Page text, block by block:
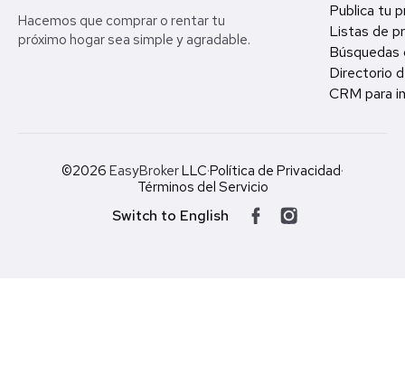
Hacemos que comprar o rentar tu
próximo hogar sea simple y agradable.
Publica tu
Listas de
Búsquedas
Directorio
CRM para
©2026 EasyBrokerLLC·Política de Privacidad·
Términos del Servicio
Switch to English